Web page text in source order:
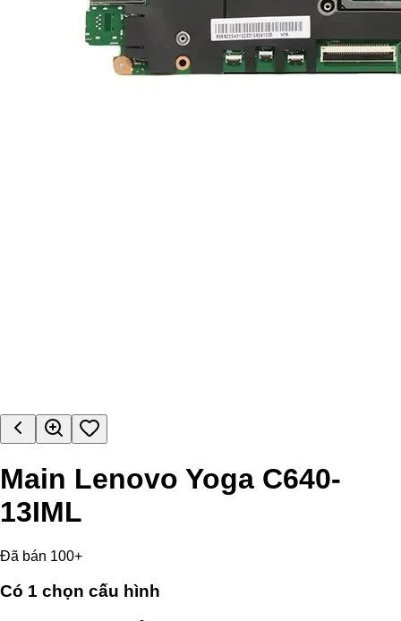
Main Lenovo Yoga C640-
13IML
Đã bán 100+
Có 1 chọn cấu hình